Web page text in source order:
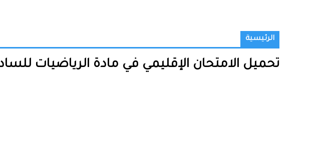
الرئيسية
تحميل الامتحان الإقليمي في مادة الرياضيات للسادس